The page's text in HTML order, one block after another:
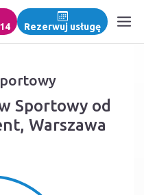
Rezerwuj usługę
Sportowy od
Warszawa